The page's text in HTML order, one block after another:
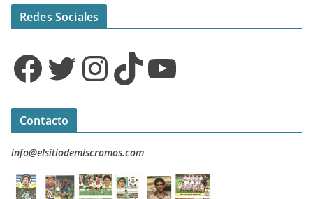
Redes Sociales
Facebook Twitter InstagramTikTok YouTube
Contacto
info@elsitiodemiscromos.com